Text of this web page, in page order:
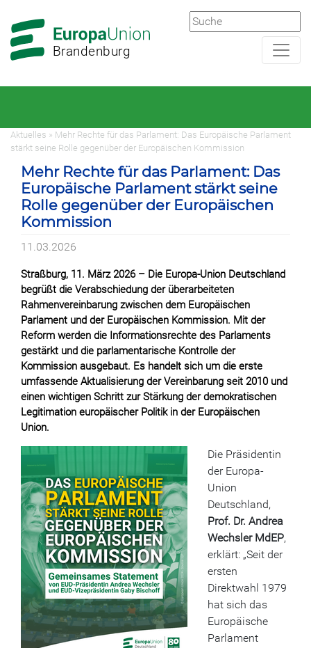
Hauptnavigation
Hauptbereich
Brandenburg
Aktuelles » Mehr Rechte für das Parlament: Das Europäische Parlament
stärkt seine Rolle gegenüber der Europäischen Kommission
Mehr Rechte für das Parlament: Das
Europäische Parlament stärkt seine
Rolle gegenüber der Europäischen
Kommission
11.03.2026
Straßburg, 11. März 2026 – Die Europa-Union Deutschland
begrüßt die Verabschiedung der überarbeiteten
Rahmenvereinbarung zwischen dem Europäischen
Parlament und der Europäischen Kommission. Mit der
Reform werden die Informationsrechte des Parlaments
gestärkt und die parlamentarische Kontrolle der
Kommission ausgebaut. Es handelt sich um die erste
umfassende Aktualisierung der Vereinbarung seit 2010 und
einen wichtigen Schritt zur Stärkung der demokratischen
Legitimation europäischer Politik in der Europäischen
Union.
Die Präsidentin
der Europa-
Union
Deutschland,
Prof. Dr. Andrea
Wechsler MdEP,
erklärt: „Seit der
ersten
Direktwahl 1979
hat sich das
Europäische
Parlament